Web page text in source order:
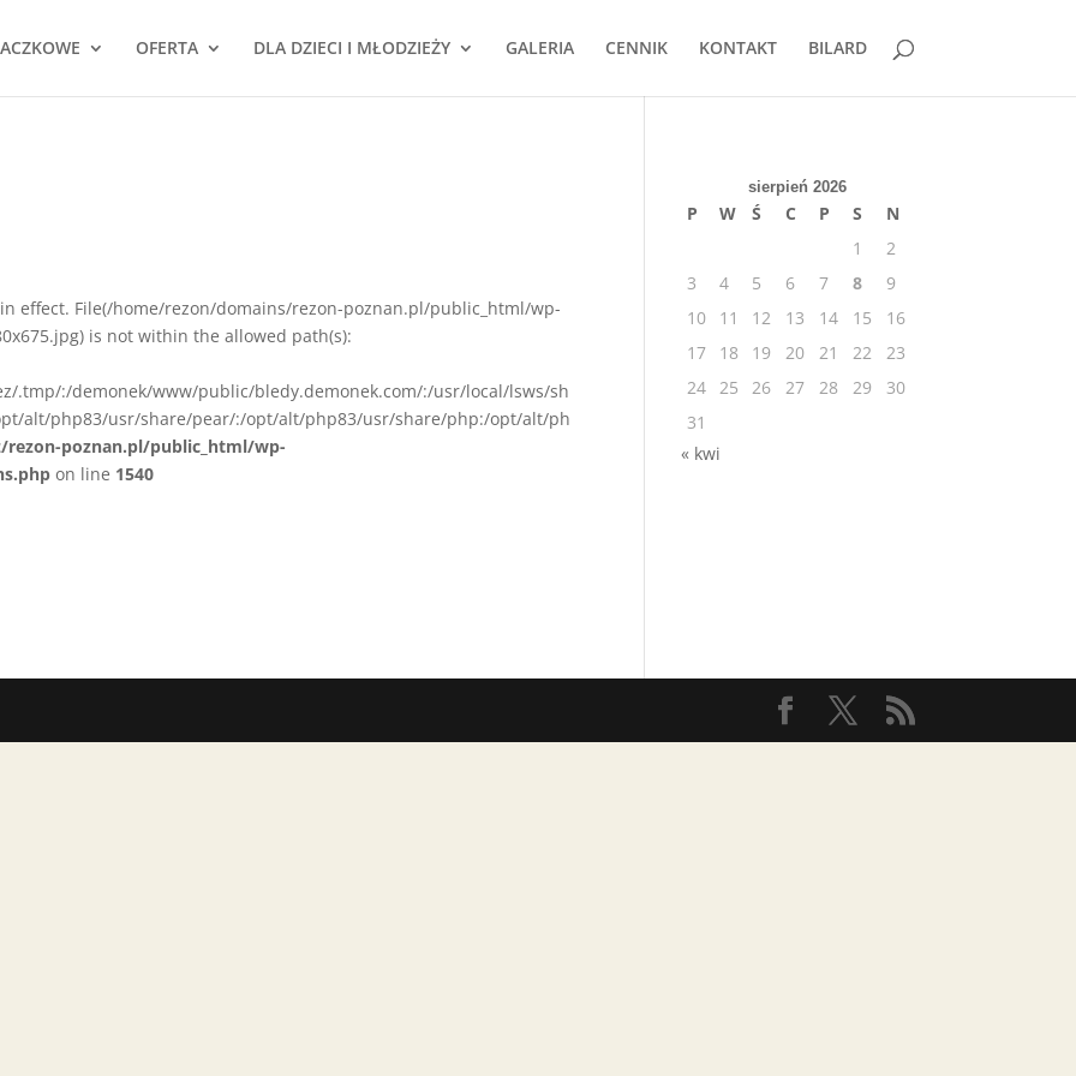
OFERTA DLA DZIECI I MŁODZIEŻY GALERIA CENNIK KONTAKT BILARD
effect. File(/home/rezon/domains/rezon-poznan.pl/public_html/wp-
is not within the allowed path(s):
.tmp/:/demonek/www/public/bledy.demonek.com/:/usr/local/lsws/sh
alt/php83/usr/share/pear/:/opt/alt/php83/usr/share/php:/opt/alt/ph
poznan.pl/public_html/wp-
on line 1540
sierpień 2026
P W Ś C P S
N
1
2
3
4 5 6 7 8
9
10
11 12 13 14 15
16
17
18 19 20 21 22
23
24 25 26 27 28 29
30
31
« kwi